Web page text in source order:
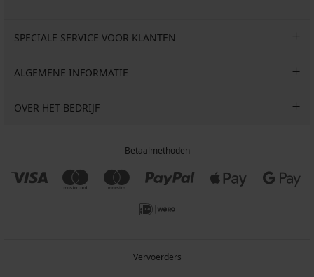
SPECIALE SERVICE VOOR KLANTEN
ALGEMENE INFORMATIE
OVER HET BEDRIJF
Betaalmethoden
Vervoerders